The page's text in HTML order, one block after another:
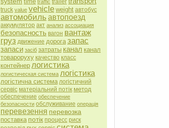
traffic trailer
truck value vehicle weight автобус
автомобиль автопоезд
аккумулятор акт анализ ассоциация
безопасность вагон вантаж
груз движение дорога запас
запаси засіб затраты канал канал
товароруху качество класс
контейнер логистика
логистическая система логістика
логістична система логістичний
сервіс матеріальний потік метод
обеспечение обеспечение
безопасности обслуживание операція
перевезення перевозка
поставка потік процесс риск